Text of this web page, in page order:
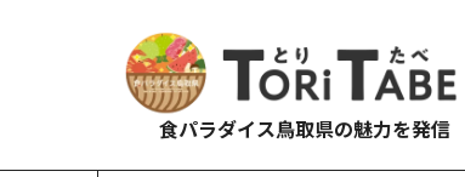
食パラダイス鳥取県の魅力を発信